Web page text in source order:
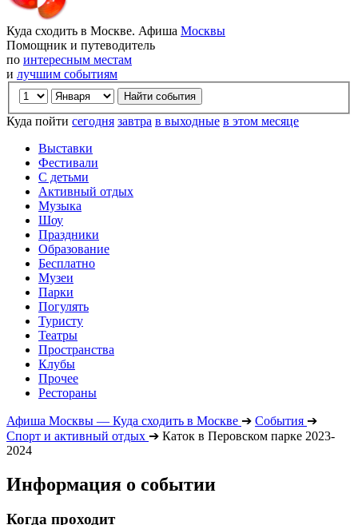
Куда сходить в Москве. Афиша Москвы
Помощник и путеводитель
по интересным местам
и лучшим событиям
Куда пойти сегодня завтра в выходные в этом месяце
Выставки
Фестивали
С детьми
Активный отдых
Музыка
Шоу
Праздники
Образование
Бесплатно
Музеи
Парки
Погулять
Туристу
Театры
Пространства
Клубы
Прочее
Рестораны
Афиша Москвы — Куда сходить в Москве ➔ События ➔
Спорт и активный отдых ➔ Каток в Перовском парке 2023-
2024
Информация о событии
Когда проходит